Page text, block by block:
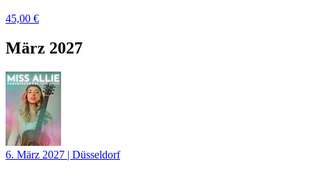
45,00 €
März 2027
6. März 2027 | Düsseldorf